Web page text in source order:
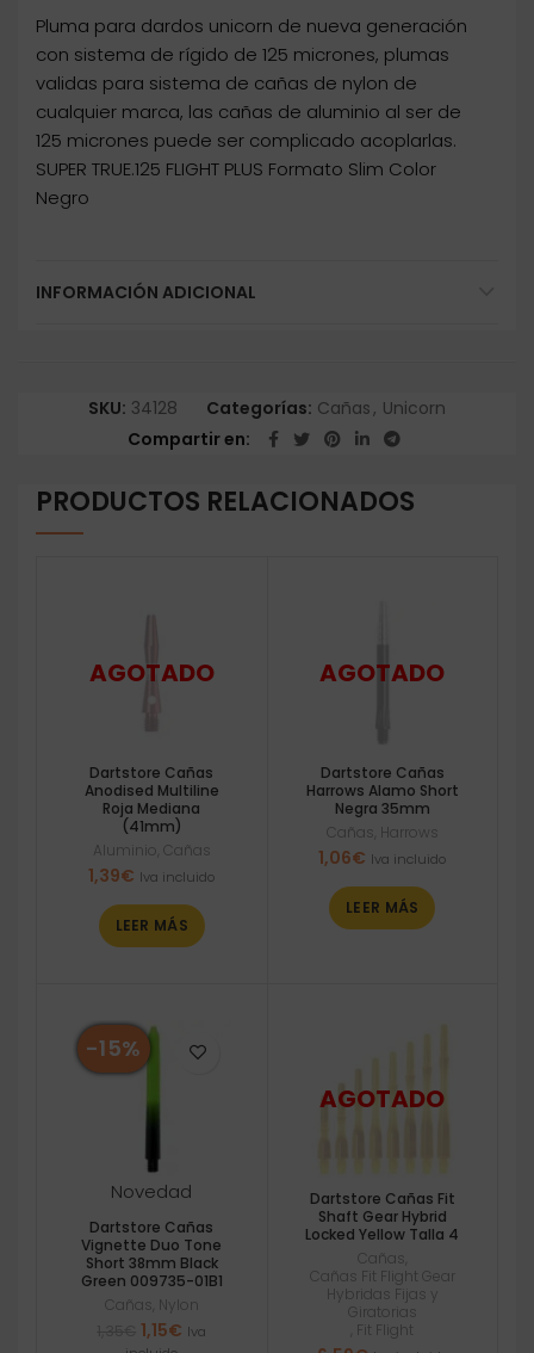
Pluma para dardos unicorn de nueva generación
con sistema de rígido de 125 micrones, plumas
validas para sistema de cañas de nylon de
cualquier marca, las cañas de aluminio al ser de
125 micrones puede ser complicado acoplarlas.
SUPER TRUE.125 FLIGHT PLUS Formato Slim Color
Negro
INFORMACIÓN ADICIONAL
SKU: 34128 Categorías: Cañas, Unicorn
Compartir en
PRODUCTOS RELACIONADOS
Dartstore Cañas
Anodised Multiline
Roja Mediana
(41mm)
Aluminio Cañas
1,39€ Iva incluido
LEER MÁS
Dartstore Cañas
Harrows Alamo Short
Negra 35mm
Cañas Harrows
1,06€ Iva incluido
LEER MÁS
-15%
Novedad
Dartstore Cañas
Vignette Duo Tone
Short 38mm Black
Green 009735-01B1
Cañas Nylon
El
1,15€ El
Iva
Dartstore Cañas Fit
Shaft Gear Hybrid
Locked Yellow Talla 4
Cañas
Cañas Fit Flight Gear
Hybridas Fijas y
Giratorias
Fit Flight